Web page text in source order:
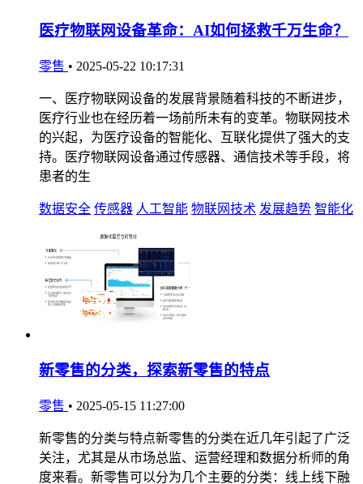
医疗物联网设备革命：AI如何拯救千万生命？
零售 • 2025-05-22 10:17:31
一、医疗物联网设备的发展背景随着科技的不断进步，
医疗行业也在经历着一场前所未有的变革。物联网技术
的兴起，为医疗设备的智能化、互联化提供了强大的支
持。医疗物联网设备通过传感器、通信技术等手段，将
患者的生
数据安全 传感器 人工智能 物联网技术 发展趋势 智能化
新零售的分类，探索新零售的特点
零售 • 2025-05-15 11:27:00
新零售的分类与特点新零售的分类在近几年引起了广泛
关注，尤其是从市场总监、运营经理和数据分析师的角
度来看。新零售可以分为几个主要的分类：线上线下融